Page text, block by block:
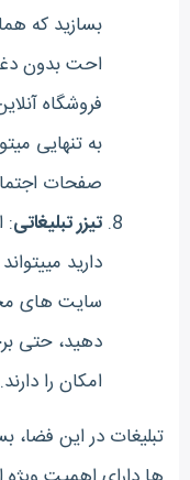
بسازید که
احت بدون
فروشگاه
به تنهایی
صفحات
تیزر تبلیغاتی:
دارید
سایت های
دهید، حتی
امکان را
تبلیغات در این فضا،